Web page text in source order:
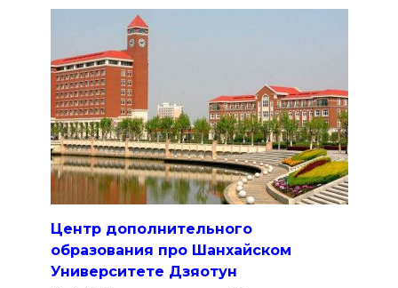
Центр дополнительного
образования про Шанхайском
Университете Дзяотун